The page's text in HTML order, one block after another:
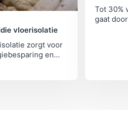
vloerisolatie
zorgt voor
en
Tot 30%
gaat